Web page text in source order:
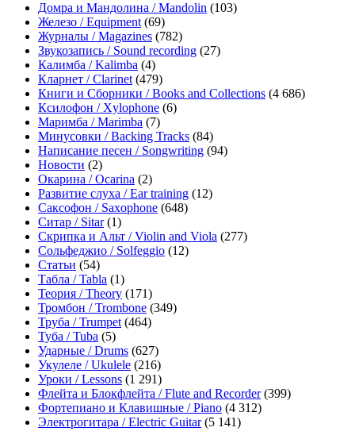
Домра и Мандолина / Mandolin (103)
Железо / Equipment (69)
Журналы / Magazines (782)
Звукозапись / Sound recording (27)
Калимба / Kalimba (4)
Кларнет / Clarinet (479)
Книги и Сборники / Books and Collections (4 686)
Ксилофон / Xylophone (6)
Маримба / Marimba (7)
Минусовки / Backing Tracks (84)
Написание песен / Songwriting (94)
Новости (2)
Окарина / Ocarina (2)
Развитие слуха / Ear training (12)
Саксофон / Saxophone (648)
Ситар / Sitar(1)
Скрипка и Альт / Violin and Viola (277)
Сольфеджио / Solfeggio (12)
Статьи (54)
Табла / Tabla (1)
Теория / Theory (171)
Тромбон / Trombone (349)
Труба / Trumpet (464)
Туба / Tuba (5)
Ударные / Drums (627)
Укулеле / Ukulele (216)
Уроки / Lessons (1 291)
Флейта и Блокфлейта / Flute and Recorder(399)
Фортепиано и Клавишные / Piano (4 312)
Электрогитара / Electric Guitar(5 141)